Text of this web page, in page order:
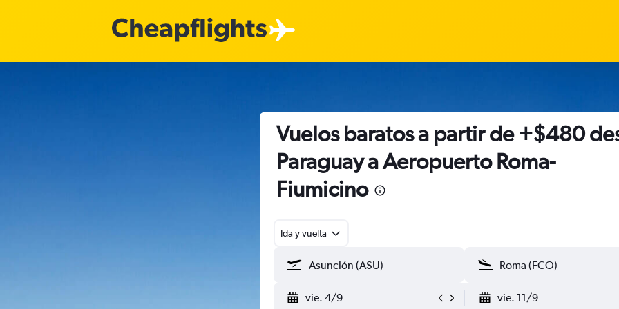
Vuelos baratos a partir de +$480
Paraguay a Aeropuerto Roma-
Fiumicino
Ida y vuelta
vie. 4/9 vie. 11/9